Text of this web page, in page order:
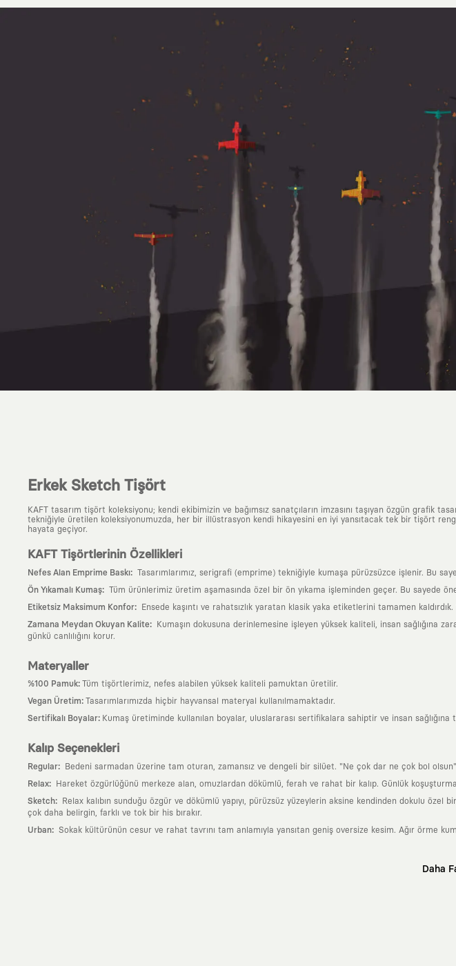
Erkek Sketch Tişört
KAFT tasarım tişört koleksiyonu; kendi ekibimizin ve bağımsız sanatçıların imzasını taşıyan özgün grafik
tekniğiyle üretilen koleksiyonumuzda, her bir illüstrasyon kendi hikayesini en iyi yansıtacak tek bir tişört
hayata geçiyor.
KAFT Tişörtlerinin Özellikleri
Nefes Alan Emprime Baskı: Tasarımlarımız, serigrafi (emprime) tekniğiyle kumaşa pürüzsüzce işlenir. Bu
Ön Yıkamalı Kumaş: Tüm ürünlerimiz üretim aşamasında özel bir ön yıkama işleminden geçer. Bu sayede
Etiketsiz Maksimum Konfor: Ensede kaşıntı ve rahatsızlık yaratan klasik yaka etiketlerini tamamen
Zamana Meydan Okuyan Kalite:
Kumaşın dokusuna derinlemesine işleyen yüksek kaliteli, insan sağlığına
günkü canlılığını korur.
Materyaller
%100 Pamuk: Tüm tişörtlerimiz, nefes alabilen yüksek kaliteli pamuktan üretilir.
Vegan Üretim: Tasarımlarımızda hiçbir hayvansal materyal kullanılmamaktadır.
Sertifikalı Boyalar: Kumaş üretiminde kullanılan boyalar, uluslararası sertifikalara sahiptir ve insan sağlığına
Kalıp Seçenekleri
Regular: Bedeni sarmadan üzerine tam oturan, zamansız ve dengeli bir silüet. "Ne çok dar ne çok bol
Relax: Hareket özgürlüğünü merkeze alan, omuzlardan dökümlü, ferah ve rahat bir kalıp. Günlük
Sketch:
Relax kalıbın sunduğu özgür ve dökümlü yapıyı, pürüzsüz yüzeylerin aksine kendinden dokulu
çok daha belirgin, farklı ve tok bir his bırakır.
Urban: Sokak kültürünün cesur ve rahat tavrını tam anlamıyla yansıtan geniş oversize kesim. Ağır örme
Daha